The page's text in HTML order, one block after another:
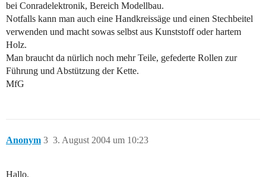
bei Conradelektronik, Bereich Modellbau.
Notfalls kann man auch eine Handkreissäge und einen Stechbeitel
verwenden und macht sowas selbst aus Kunststoff oder hartem
Holz.
Man braucht da nürlich noch mehr Teile, gefederte Rollen zur
Führung und Abstützung der Kette.
MfG
Anonym 3. August 2004 um 10:23
3
Hallo,